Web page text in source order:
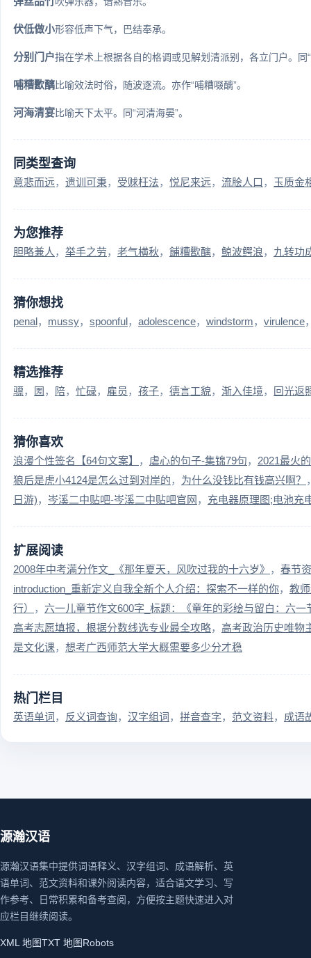
伏低做小形容低声下气，巴结奉承。
分别门户指在学术上根据各自的格调或见解划清派别，各立门户。同
哺糟歠醨比喻效法时俗，随波逐流。亦作“哺糟啜醨”。
河海清宴比喻天下太平。同“河清海晏”。
同类型查询
意悲而远 遗训可秉 受赇枉法 悦尼来远 流脍人口 玉质金
为您推荐
胆略兼人 举手之劳 老气横秋 餔糟歠醨 鲸波鳄浪 九转功
猜你想找
penal mussy spoonful adolescence windstorm virulence
精选推荐
骠 圐 陪 忙碌 雇员 孩子 德言工貌 渐入佳境 回光返
猜你喜欢
浪漫个性签名【64句文案】 虐心的句子-集锦79句
2021最火
狼后是虎小4124是怎么过到对岸的
为什么没钱比有钱高兴啊？
日游)
岑溪二中贴吧-岑溪二中贴吧官网 充电器原理图;电池充
扩展阅读
2008年中考满分作文_《那年夏天，风吹过我的十六岁》
春节
introduction_重新定义自我全新个人介绍：探索不一样的你
教
行）
六一儿童节作文600字_标题：《童年的彩绘与留白：六一
高考志愿填报，根据分数线选专业最全攻略
高考政治历史唯物
是文化课
想考广西师范大学大概需要多少分才稳
热门栏目
英语单词 反义词查询 汉字组词 拼音查字 范文资料 成语
源瀚汉语
源瀚汉语集中提供词语释义、汉字组词、成语解析、英
语单词、范文资料和课外阅读内容，适合语文学习、写
作参考、日常积累和备考查阅，方便按主题快速进入对
应栏目继续阅读。
XML 地图TXT 地图Robots